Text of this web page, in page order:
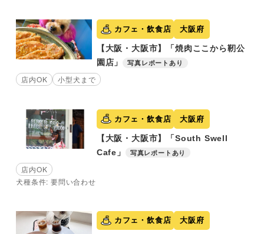
カフェ・飲食店 大阪府
【大阪・大阪市】「焼肉ここから靭公
園店」
写真レポートあり
店内OK 小型犬まで
カフェ・飲食店 大阪府
【大阪・大阪市】「South Swell
Cafe」
写真レポートあり
店内OK
犬種条件: 要問い合わせ
カフェ・飲食店 大阪府